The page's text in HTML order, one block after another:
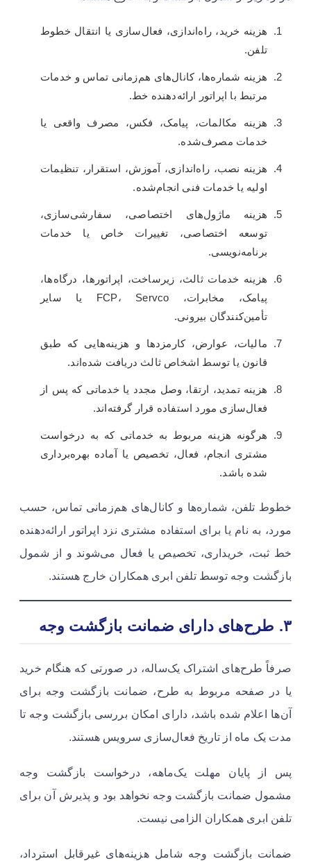
هزینه خرید، راه‌اندازی، فعال‌سازی یا انتقال خطوط
تلفن.
هزینه شماره‌ها، کانال‌های هم‌زمانی تماس و خدمات
مرتبط با اپراتور ارائه‌دهنده خط.
هزینه مکالمات، پیامک، فکس، مصرف واقعی یا
خدمات مصرف‌شده.
هزینه نصب، راه‌اندازی، آموزش، استقرار، تنظیمات
اولیه یا خدمات فنی انجام‌شده.
هزینه ماژول‌های اختصاصی، سفارشی‌سازی،
توسعه اختصاصی، تغییرات خاص یا خدمات
برنامه‌نویسی.
هزینه خدمات ثالث، زیرساخت، اپراتورها، درگاه‌ها،
پیامک، مخابرات، FCP، Servco یا سایر
تأمین‌کنندگان بیرونی.
مالیات، عوارض، کارمزدها و هزینه‌هایی که طبق
قانون یا توسط اشخاص ثالث دریافت شده‌اند.
هزینه تمدید، ارتقا، وصل مجدد یا خدماتی که پس از
فعال‌سازی مورد استفاده قرار گرفته‌اند.
هرگونه هزینه مربوط به خدماتی که به درخواست
مشتری انجام، فعال، تخصیص یا آماده بهره‌برداری
شده باشد.
خطوط تلفن، شماره‌ها و کانال‌های هم‌زمانی تماس، حسب
مورد، به نام یا برای استفاده مشتری نزد اپراتور ارائه‌دهنده
خط ثبت، خریداری، تخصیص یا فعال می‌شوند و از شمول
بازگشت وجه توسط تلفن ابری همکاران خارج هستند.
۳. طرح‌های دارای ضمانت بازگشت وجه
صرفاً طرح‌های اشتراک یک‌ساله، در صورتی که هنگام خرید
یا در صفحه مربوط به طرح، ضمانت بازگشت وجه برای
آن‌ها اعلام شده باشد، دارای امکان بررسی بازگشت وجه تا
مدت یک ماه از تاریخ فعال‌سازی سرویس هستند.
پس از پایان مهلت یک‌ماهه، درخواست بازگشت وجه
مشمول ضمانت بازگشت وجه نخواهد بود و پذیرش آن برای
تلفن ابری همکاران الزامی نیست.
ضمانت بازگشت وجه شامل هزینه‌های غیرقابل استرداد،